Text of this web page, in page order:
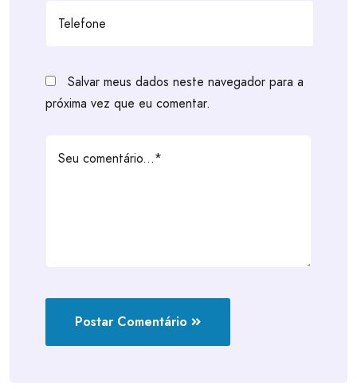
Salvar meus dados neste navegador para a
próxima vez que eu comentar.
Postar Comentário